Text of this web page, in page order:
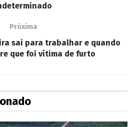
Próxima
sai para trabalhar e quando
que foi vítima de furto